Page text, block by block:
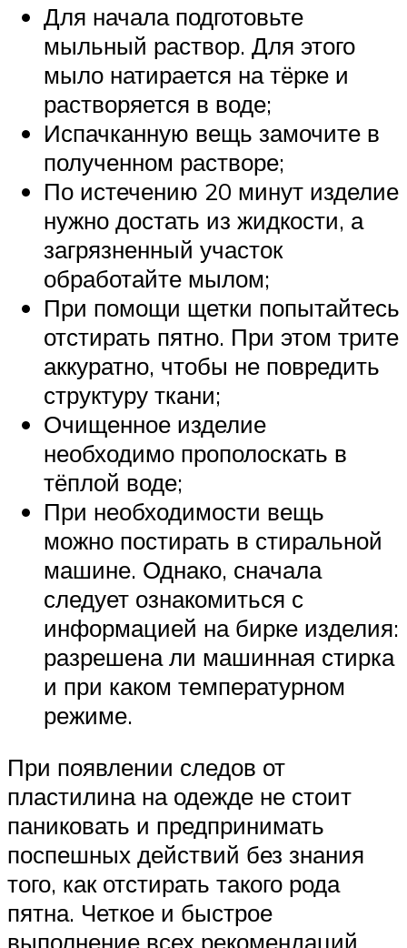
Для начала подготовьте
мыльный раствор. Для этого
мыло натирается на тёрке и
растворяется в воде;
Испачканную вещь замочите в
полученном растворе;
По истечению 20 минут изделие
нужно достать из жидкости, а
загрязненный участок
обработайте мылом;
При помощи щетки попытайтесь
отстирать пятно. При этом трите
аккуратно, чтобы не повредить
структуру ткани;
Очищенное изделие
необходимо прополоскать в
тёплой воде;
При необходимости вещь
можно постирать в стиральной
машине. Однако, сначала
следует ознакомиться с
информацией на бирке изделия:
разрешена ли машинная стирка
и при каком температурном
режиме.
При появлении следов от
пластилина на одежде не стоит
паниковать и предпринимать
поспешных действий без знания
того, как отстирать такого рода
пятна. Четкое и быстрое
выполнение всех рекомендаций